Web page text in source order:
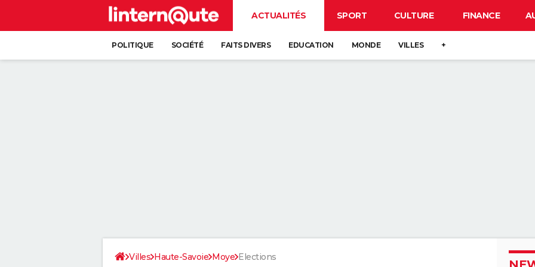
ACTUALITÉS SPORT CULTURE FINANCE
POLITIQUE SOCIÉTÉ FAITS DIVERS EDUCATION MONDE VILLES +
Villes Haute-Savoie Moye Elections